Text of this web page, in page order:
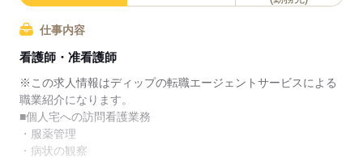
日本最大級の求人情報の中からぴったりな求人をご紹
介。
履歴書作成のアドバイスや面接日の調整だけでなく、
お給料、お休み、入職時期の交渉もサポートします。
【もちろん無料】
仕事内容
看護師・准看護師
※この求人情報はディップの転職エージェントサービスによる
職業紹介になります。
■個人宅への訪問看護業務
・服薬管理
・病状の観察